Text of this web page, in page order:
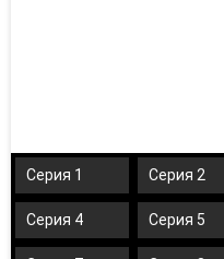
Серия 1 Серия 2
Серия 4 Серия 5